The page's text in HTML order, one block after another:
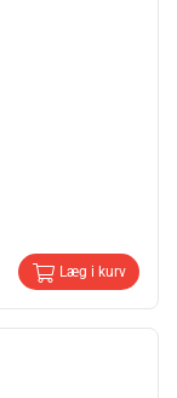
Læg i kurv